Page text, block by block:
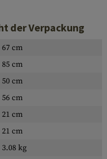
der Verpackung
67 cm
85 cm
50 cm
56 cm
21 cm
21 cm
3.08 kg